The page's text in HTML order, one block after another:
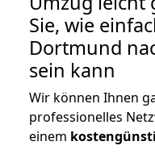
Sie, wie
Dortmund
sein kann
Wir können Ihnen
professionelles
einem